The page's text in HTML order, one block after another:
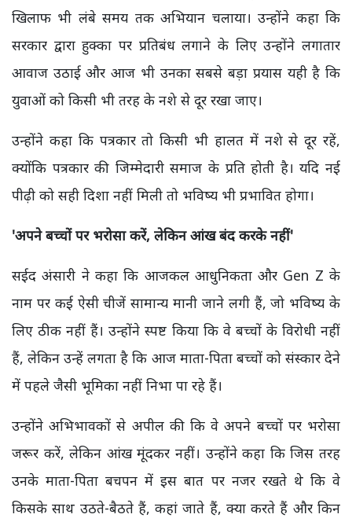
खिलाफ भी लंबे समय तक अभियान चलाया। उन्होंने कहा कि
सरकार द्वारा हुक्का पर प्रतिबंध लगाने के लिए उन्होंने लगातार
आवाज उठाई और आज भी उनका सबसे बड़ा प्रयास यही है कि
युवाओं को किसी भी तरह के नशे से दूर रखा जाए।
उन्होंने कहा कि पत्रकार तो किसी भी हालत में नशे से दूर रहें,
क्योंकि पत्रकार की जिम्मेदारी समाज के प्रति होती है। यदि नई
पीढ़ी को सही दिशा नहीं मिली तो भविष्य भी प्रभावित होगा।
'अपने बच्चों पर भरोसा करें, लेकिन आंख बंद करके नहीं'
सईद अंसारी ने कहा कि आजकल आधुनिकता और Gen Z के
नाम पर कई ऐसी चीजें सामान्य मानी जाने लगी हैं, जो भविष्य के
लिए ठीक नहीं हैं। उन्होंने स्पष्ट किया कि वे बच्चों के विरोधी नहीं
हैं, लेकिन उन्हें लगता है कि आज माता-पिता बच्चों को संस्कार देने
में पहले जैसी भूमिका नहीं निभा पा रहे हैं।
उन्होंने अभिभावकों से अपील की कि वे अपने बच्चों पर भरोसा
जरूर करें, लेकिन आंख मूंदकर नहीं। उन्होंने कहा कि जिस तरह
उनके माता-पिता बचपन में इस बात पर नजर रखते थे कि वे
किसके साथ उठते-बैठते हैं, कहां जाते हैं, क्या करते हैं और किन